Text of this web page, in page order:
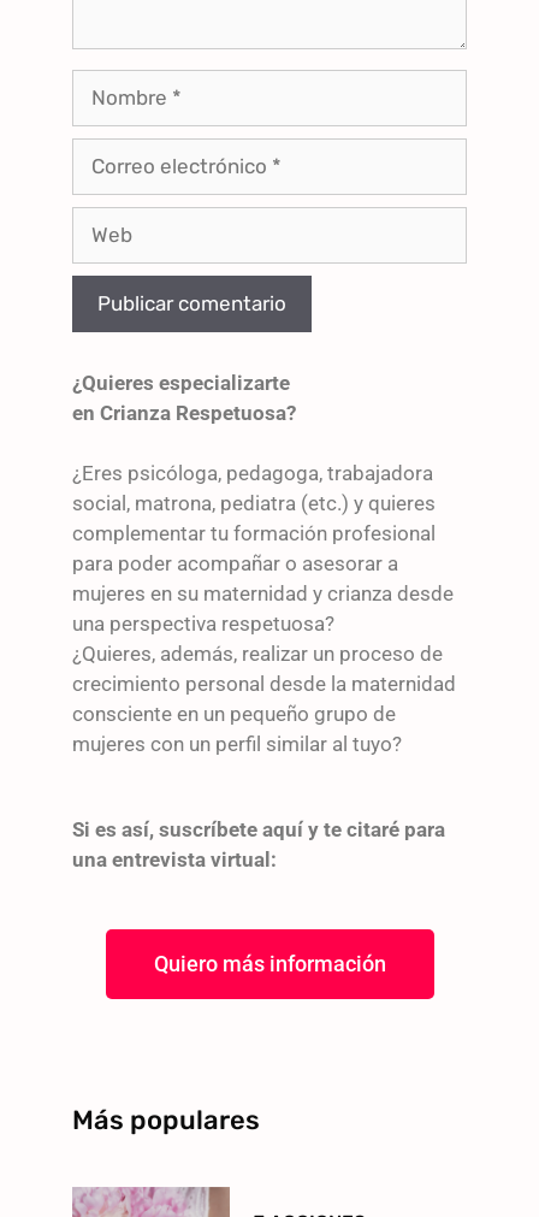
¿Quieres especializarte
en Crianza Respetuosa?
¿Eres psicóloga, pedagoga, trabajadora
social, matrona, pediatra (etc.) y quieres
complementar tu formación profesional
para poder acompañar o asesorar a
mujeres en su maternidad y crianza desde
una perspectiva respetuosa?
¿Quieres, además, realizar un proceso de
crecimiento personal desde la maternidad
consciente en un pequeño grupo de
mujeres con un perfil similar al tuyo?
Si es así, suscríbete aquí y te citaré para
una entrevista virtual:
Quiero más información
Más populares